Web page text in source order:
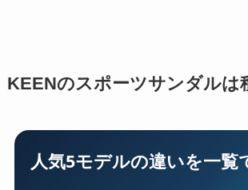
KEENのスポーツサンダルは
人気5モデルの違いを一覧